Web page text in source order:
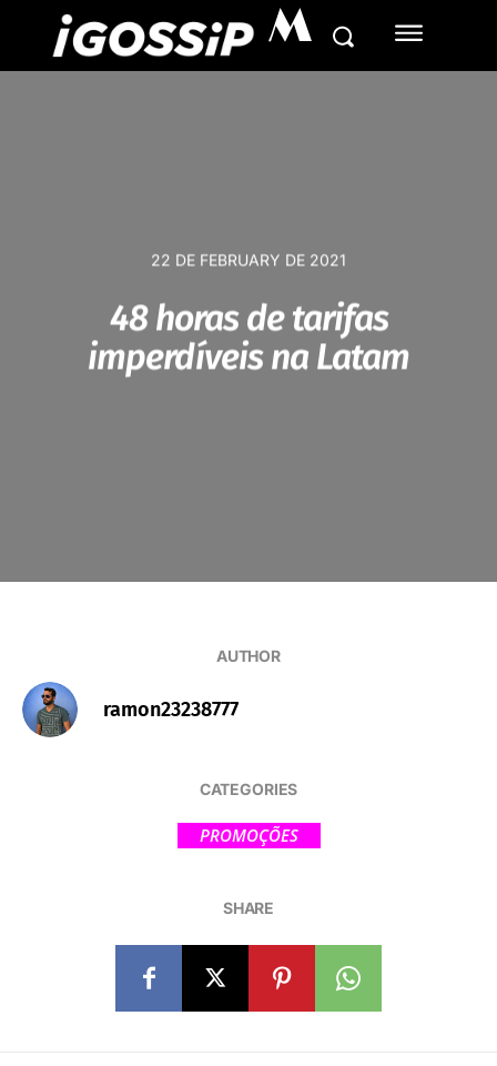
M
22 DE FEBRUARY DE 2021
48 horas de tarifas
imperdíveis na Latam
AUTHOR
ramon23238777
CATEGORIES
PROMOÇÕES
SHARE